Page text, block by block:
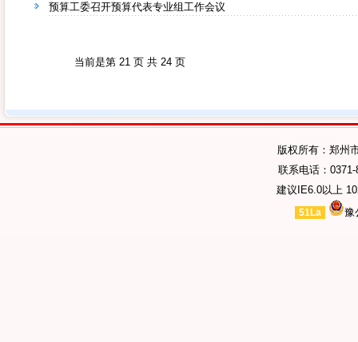
预算工委召开预算代表专业组工作会议
当前是第 21 页 共 24 页
版权所有：郑州
联系电话：
建议IE6.0以上
51La 豫